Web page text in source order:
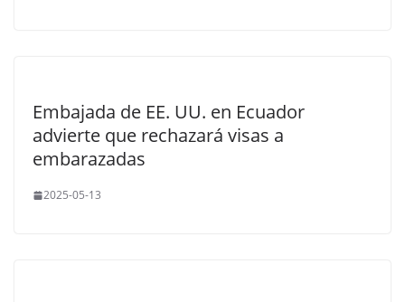
Embajada de EE. UU. en Ecuador
advierte que rechazará visas a
embarazadas
2025-05-13